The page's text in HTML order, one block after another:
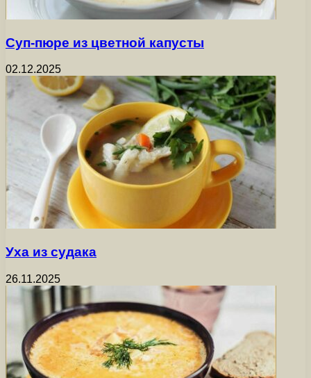
Суп-пюре из цветной капусты
02.12.2025
Уха из судака
26.11.2025